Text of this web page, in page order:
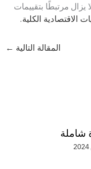
مرتبطًا بتقييمات
الاقتصادية الكلية.
المقالة التالية ←
شاملة